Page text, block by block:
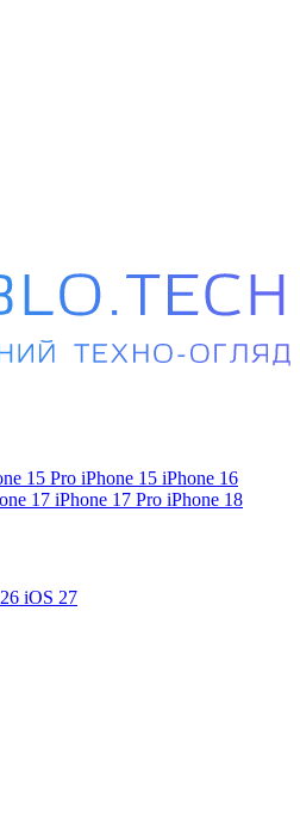
15 Pro iPhone 15 iPhone 16
17 iPhone 17 Pro iPhone 18
iOS 27